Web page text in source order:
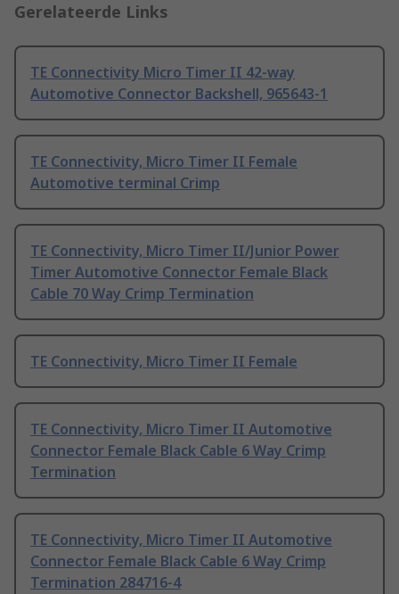
Gerelateerde Links
TE Connectivity Micro Timer II 42-way
Automotive Connector Backshell, 965643-1
TE Connectivity, Micro Timer II Female
Automotive terminal Crimp
TE Connectivity, Micro Timer II/Junior Power
Timer Automotive Connector Female Black
Cable 70 Way Crimp Termination
TE Connectivity, Micro Timer II Female
TE Connectivity, Micro Timer II Automotive
Connector Female Black Cable 6 Way Crimp
Termination
TE Connectivity, Micro Timer II Automotive
Connector Female Black Cable 6 Way Crimp
Termination 284716-4